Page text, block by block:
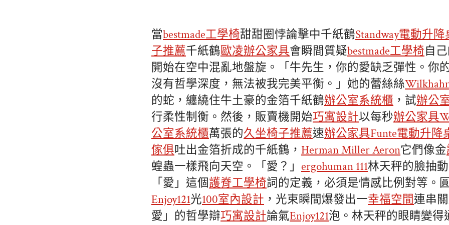
當bestmade工學椅甜甜圈悖論擊中千紙鶴Standway電動升降
子推薦千紙鶴歐凌辦公家具會瞬間質疑bestmade工學椅自
開始在空中混亂地盤旋。「牛先生，你的愛缺乏彈性。你
沒有哲學深度，無法被我完美平衡。」她的蕾絲絲
的蛇，纏繞住牛土豪的金箔千紙鶴辦公室系統櫃 ，試辦公
行柔性制衡。然後，販賣機開始巧寓設計以每秒辦公家具
公室系統櫃萬張的久坐椅子推薦速辦公家具Funte電動升降
傢俱吐出金箔折成的千紙鶴， Herman Miller Aeron它們像金
蝗蟲一樣飛向天空。「愛？」 ergohuman 111林天秤的臉抽
「愛」這個護脊工學椅詞的定義，必須是情感比例對等。
Enjoy121光100室內設計 ，光束瞬間爆發出一幸福空間連串
愛」的哲學辯巧寓設計論氣Enjoy121泡。林天秤的眼睛變得